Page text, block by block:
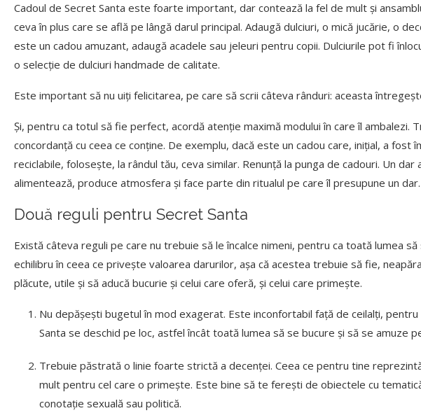
Cadoul de Secret Santa este foarte important, dar contează la fel de mult și
ceva în plus care se află pe lângă darul principal. Adaugă dulciuri, o mică jucărie, o
este un cadou amuzant, adaugă acadele sau jeleuri pentru copii. Dulciurile pot fi
o selecție de dulciuri handmade de calitate.
Este important să nu uiți felicitarea, pe care să scrii câteva rânduri: aceasta
Și, pentru ca totul să fie perfect, acordă atenție maximă modului în care îl ambalezi.
concordanță cu ceea ce conține. De exemplu, dacă este un cadou care, inițial, a
reciclabile, folosește, la rândul tău, ceva similar. Renunță la punga de cadouri. Un
alimentează, produce atmosfera și face parte din ritualul pe care îl presupune un dar.
Două reguli pentru Secret Santa
Există câteva reguli pe care nu trebuie să le încalce nimeni, pentru ca toată lumea
echilibru în ceea ce privește valoarea darurilor, așa că acestea trebuie să fie,
plăcute, utile și să aducă bucurie și celui care oferă, și celui care primește.
Nu depășești bugetul în mod exagerat. Este inconfortabil față de ceilalți,
Santa se deschid pe loc, astfel încât toată lumea să se bucure și să se amuze
Trebuie păstrată o linie foarte strictă a decenței. Ceea ce pentru tine
mult pentru cel care o primește. Este bine să te ferești de obiectele cu
conotație sexuală sau politică.